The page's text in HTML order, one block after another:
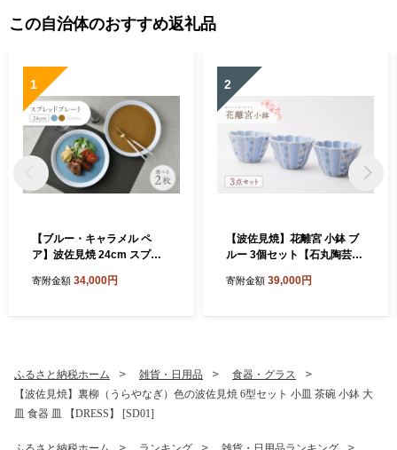
この自治体のおすすめ返礼品
1
【ブルー・キャラメル ペ
ア】波佐見焼 24cm スプレ
55]
寄附金額 34,000円
2
【波佐見焼】花離宮 小鉢 ブ
ルー 3個セット【石丸陶芸】
寄附金額 39,000円
ふるさと納税ホーム 雑貨・日用品
食器・グラス
【波佐見焼】裏柳（うらやなぎ）色の波佐見焼 6型セット 小皿 茶碗 小鉢 大
皿 食器 皿 【DRESS】 [SD01]